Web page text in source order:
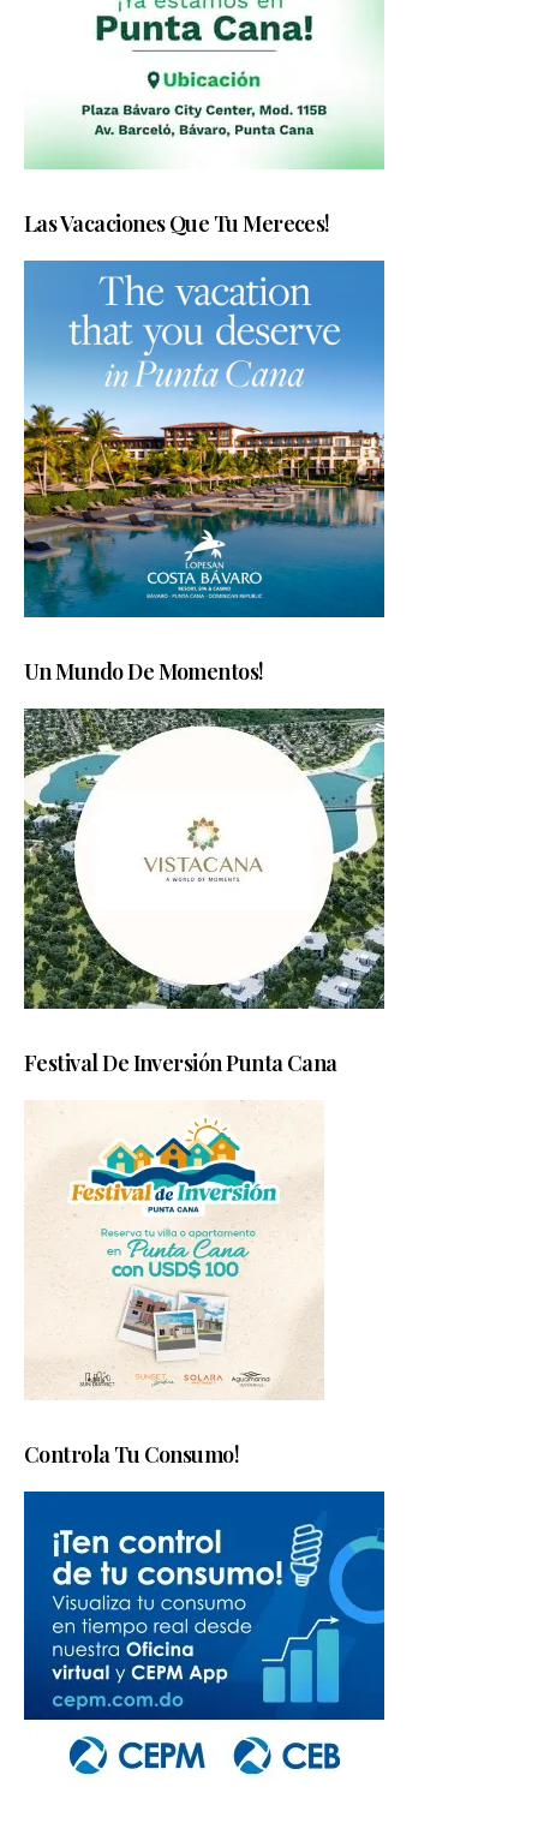
Las Vacaciones Que Tu Mereces!
Un Mundo De Momentos!
Festival De Inversión Punta Cana
Controla Tu Consumo!